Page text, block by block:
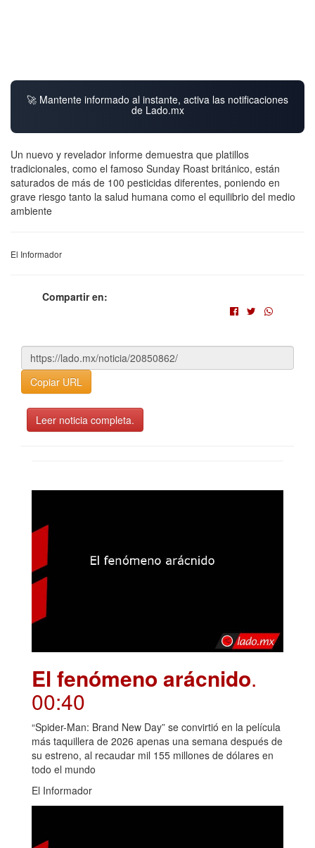
🚀 Mantente informado al instante, activa las notificaciones
de Lado.mx
Un nuevo y revelador informe demuestra que platillos
tradicionales, como el famoso Sunday Roast británico, están
saturados de más de 100 pesticidas diferentes, poniendo en
grave riesgo tanto la salud humana como el equilibrio del medio
ambiente
El Informador
Compartir en:
Copiar URL
Leer noticia completa.
El fenómeno arácnido.
00:40
“Spider-Man: Brand New Day” se convirtió en la película
más taquillera de 2026 apenas una semana después de
su estreno, al recaudar mil 155 millones de dólares en
todo el mundo
El Informador